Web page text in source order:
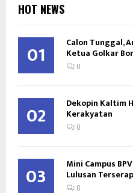
HOT NEWS
01 Calon Tunggal,
Ketua Golkar
0
02 Dekopin Kaltim
Kerakyatan
0
03 Mini Campus
Lulusan
0